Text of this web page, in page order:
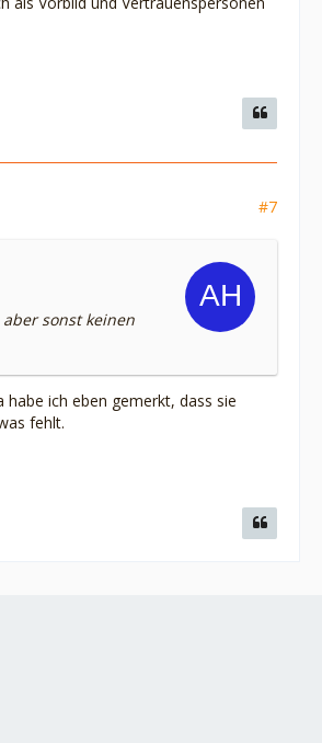
#7
sonst keinen
ich eben gemerkt, dass sie
fehlt.